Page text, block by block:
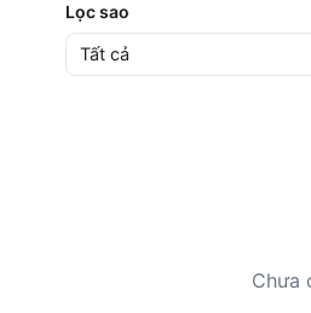
Lọc sao
Chưa